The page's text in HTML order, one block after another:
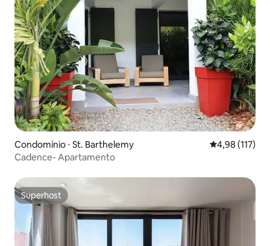
Condomínio ⋅ St. Barthelemy 4,98 de uma
4,98 (117)
Cadence- Apartamento
Superhost
Superhost